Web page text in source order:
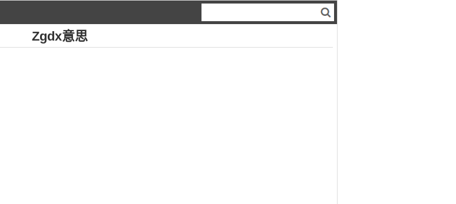
Zgdx意思